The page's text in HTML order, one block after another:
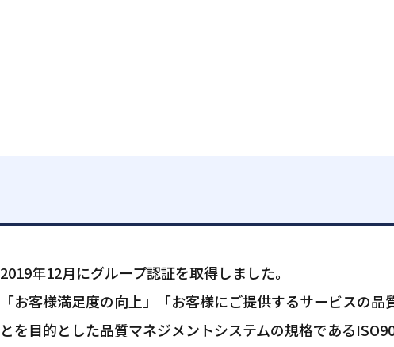
2019年12月にグループ認証を取得しました。
「お客様満足度の向上」「お客様にご提供するサービスの
とを目的とした品質マネジメントシステムの規格である